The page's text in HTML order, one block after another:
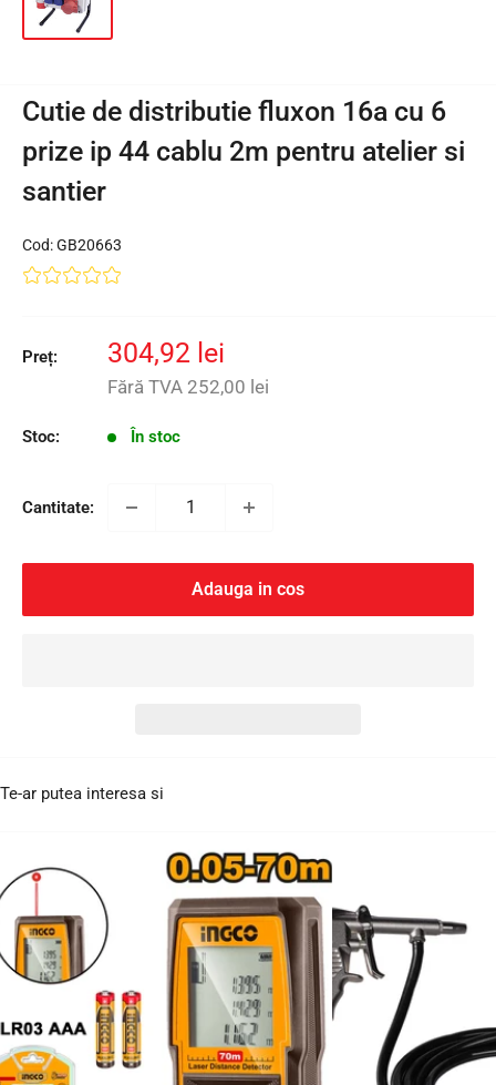
Cutie de distributie fluxon 16a cu 6
prize ip 44 cablu 2m pentru atelier si
santier
Cod:GB20663
Preț:
Preț
redus
304,92 lei
Fără TVA 252,00 lei
Stoc: În stoc
Cantitate:
Adauga in cos
Te-ar putea interesa si